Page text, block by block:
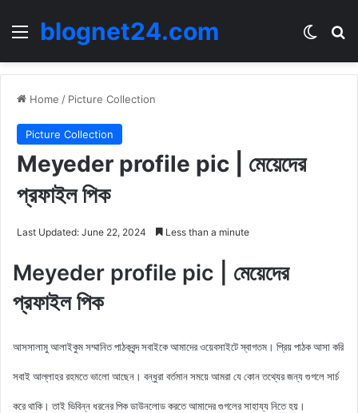
Menublognet24.com
Home / Picture Collection
Picture Collection
Meyeder profile pic | মেয়েদের
প্রফাইল পিক
Last Updated: June 22, 2024 Less than a minute
Meyeder profile pic | মেয়েদের
প্রফাইল পিক
আসসালামু আলাইকুম সম্মানিত পাঠকবৃন্দ সবাইকে আমাদের ওয়েবসাইটে স্বাগতম। প্রিয় পাঠক আসা করি
সবাই আল্লাহর রহমতে ভালো আছেন। বন্ধুরা বর্তমান সময়ে আমরা যে কোন তথ্যের জন্য গুগলে সার্চ
করে থাকি। তাই ভিবিন্ন ধরনের পিক ডাউনলোড করতে আমাদের গুগলের সাহায্য নিতে হয়।